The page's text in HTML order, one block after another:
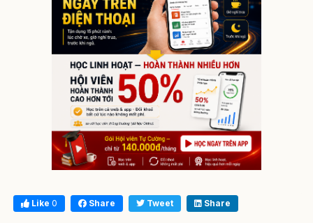
Like 0 Share Tweet Share